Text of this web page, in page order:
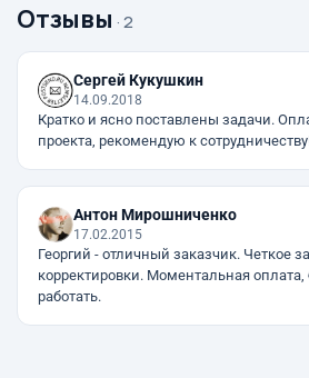
Отзывы · 2
Сергей Кукушкин
14.09.2018
Кратко и ясно поставлены задачи.
проекта, рекомендую к
Антон Мирошниченко
17.02.2015
Георгий - отличный заказчик. Четкое
корректировки. Моментальная
работать.